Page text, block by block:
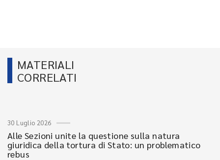
MATERIALI
CORRELATI
30 Luglio 2026
Alle Sezioni unite la questione sulla natura
giuridica della tortura di Stato: un problematico
rebus